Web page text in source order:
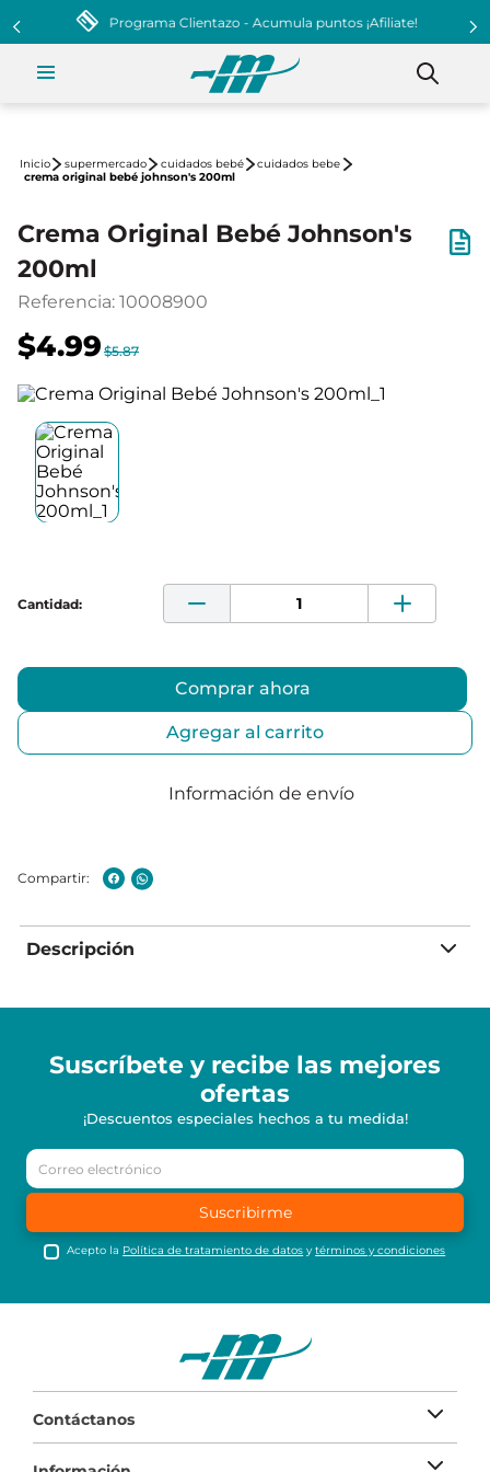
Programa Clientazo - Acumula puntos ¡Afiliate!
supermercado cuidados bebé
cuidados bebe
crema original bebé johnson's 200ml
Crema Original Bebé Johnson's
200ml
Referencia: 10008900
$4.99 $5.87
Comprar ahora
Agregar al carrito
Información de envío
Descripción
Suscríbete y recibe las mejores
ofertas
¡Descuentos especiales hechos a tu medida!
Suscribirme
Acepto la Política de tratamiento de datos ytérminos y condiciones
Contáctanos